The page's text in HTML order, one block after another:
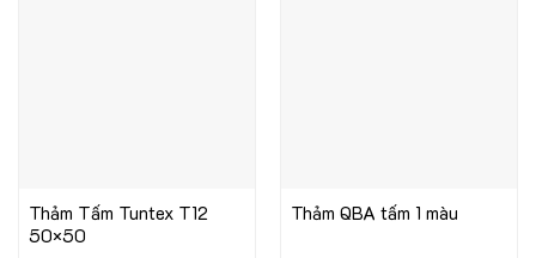
Thảm Tấm Tuntex T12
50×50
Thảm QBA tấm 1 màu